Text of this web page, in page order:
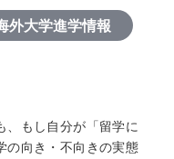
外大学進学情報
、もし自分が「留学に
の向き・不向きの実態